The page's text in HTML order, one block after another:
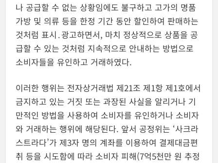
나 공급할 수 없는 상황임에도 불구하고 고가의 명품
가방 및 의류 등을 한정 기간 동안 할인하여 판매하는
것처럼 표시․광고하면서, 마치 정상적으로 상품을 공
급할 수 있는 것처럼 지속적으로 안내하는 방법으로
소비자들을 유인하고 거래하였다.
이러한 행위는 전자상거래법 제21조 제1항 제1호에서
금지하고 있는 거짓 또는 과장된 사실을 알리거나 기
만적인 방법을 사용하여 소비자를 유인하거나 소비자
와 거래하는 행위에 해당된다. 앞서 공정위는 ‘사크라
스트라다’가 제3자 명의 계좌를 이용하여 결제대금편
취 등을 시도함에 따라 소비자 피해(7억5천만 원 추정